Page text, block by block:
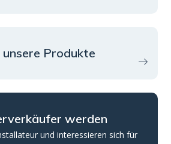
Produkte
werden
und interessieren sich für